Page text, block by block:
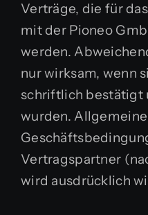
Verträge, die für
mit der Pioneo
werden.
nur wirksam, wenn
schriftlich bestätigt
wurden.
Vertragspartner
wird ausdrücklich